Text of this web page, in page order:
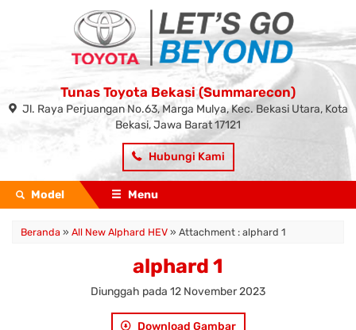
Tunas Toyota Bekasi (Summarecon)
Jl. Raya Perjuangan No.63, Marga Mulya, Kec. Bekasi Utara, Kota
Bekasi, Jawa Barat 17121
Hubungi Kami
Model Menu
Beranda » All New Alphard HEV » Attachment : alphard 1
alphard 1
Diunggah pada 12 November 2023
Download Gambar